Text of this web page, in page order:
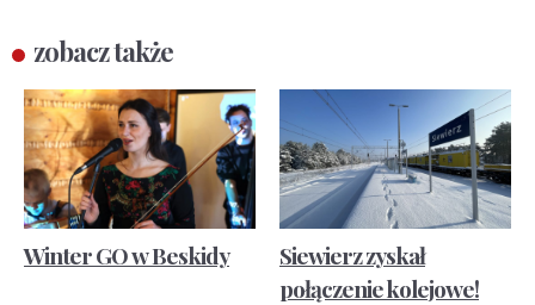
zobacz także
Winter GO w Beskidy
Siewierz zyskał
połączenie kolejowe!